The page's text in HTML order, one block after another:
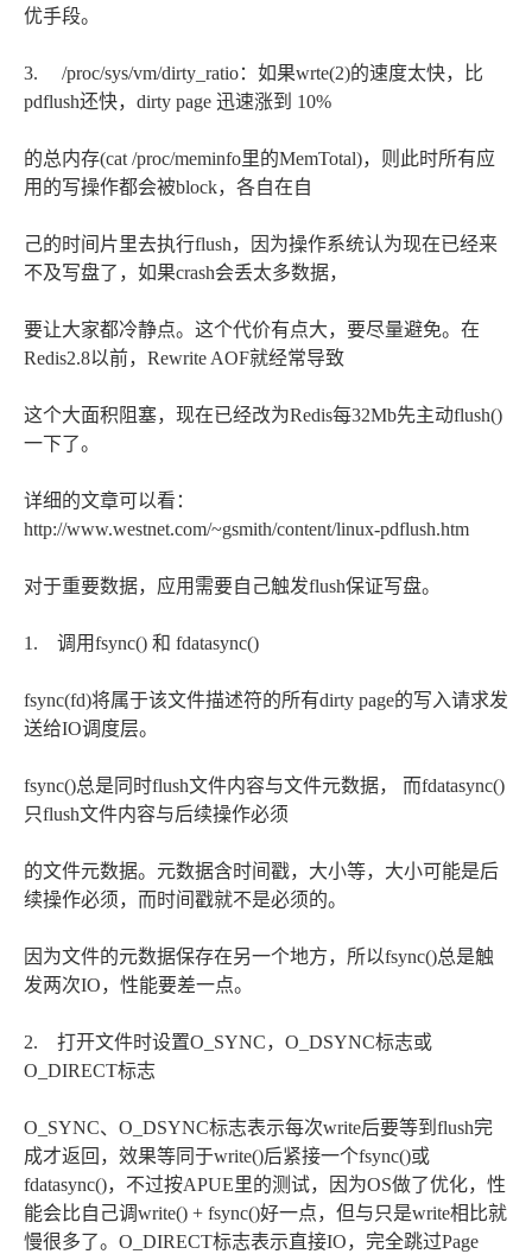
优手段。
3. /proc/sys/vm/dirty_ratio：如果wrte(2)的速度太快，比
pdflush还快，dirty page 迅速涨到 10%
的总内存(cat /proc/meminfo里的MemTotal)，则此时所有应
用的写操作都会被block，各自在自
己的时间片里去执行flush，因为操作系统认为现在已经来
不及写盘了，如果crash会丢太多数据，
要让大家都冷静点。这个代价有点大，要尽量避免。在
Redis2.8以前，Rewrite AOF就经常导致
这个大面积阻塞，现在已经改为Redis每32Mb先主动flush()
一下了。
详细的文章可以看：
http://www.westnet.com/~gsmith/content/linux-pdflush.htm
对于重要数据，应用需要自己触发flush保证写盘。
1. 调用fsync() 和 fdatasync()
fsync(fd)将属于该文件描述符的所有dirty page的写入请求发
送给IO调度层。
fsync()总是同时flush文件内容与文件元数据， 而fdatasync()
只flush文件内容与后续操作必须
的文件元数据。元数据含时间戳，大小等，大小可能是后
续操作必须，而时间戳就不是必须的。
因为文件的元数据保存在另一个地方，所以fsync()总是触
发两次IO，性能要差一点。
2. 打开文件时设置O_SYNC，O_DSYNC标志或
O_DIRECT标志
O_SYNC、O_DSYNC标志表示每次write后要等到flush完
成才返回，效果等同于write()后紧接一个fsync()或
fdatasync()，不过按APUE里的测试，因为OS做了优化，性
能会比自己调write() + fsync()好一点，但与只是write相比就
慢很多了。O_DIRECT标志表示直接IO，完全跳过Page